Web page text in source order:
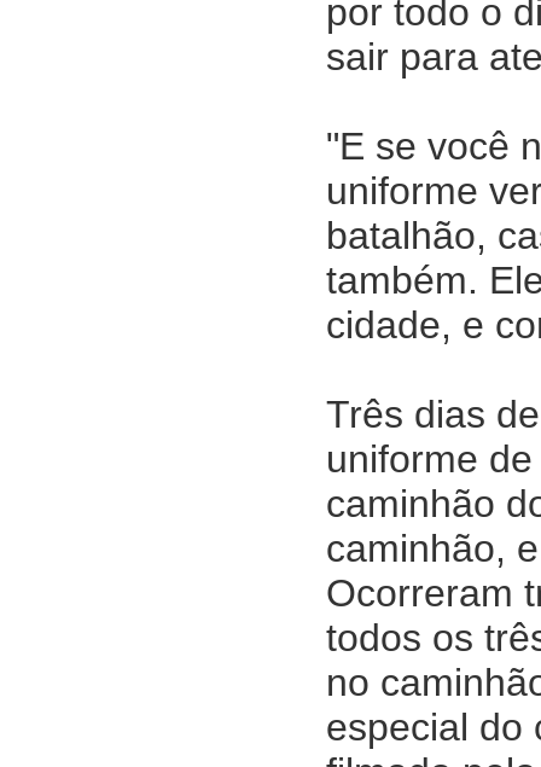
por todo o
sair para
"E se você
uniforme
batalhão,
também.
cidade, e
Três dias
uniforme
caminhão
caminhão,
Ocorreram
todos os
no
especial do